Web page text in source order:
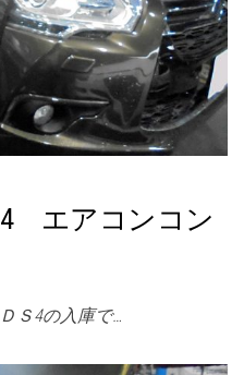
エアコンコン
Ｓ4の入庫で…